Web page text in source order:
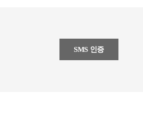
SMS 인증